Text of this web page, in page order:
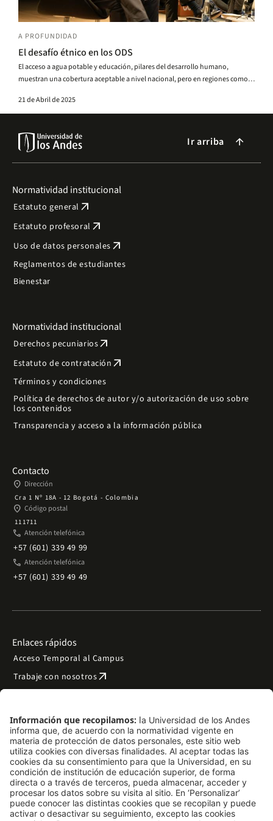
A PROFUNDIDAD
El desafío étnico en los ODS
El acceso a agua potable y educación, pilares del desarrollo humano,
muestran una cobertura aceptable a nivel nacional, pero en regiones como el
son profundos.
21 de Abril de 2025
Ir arriba arrow_forward
Normatividad institucional
Estatuto general arrow_outward
Estatuto profesoral arrow_outward
Uso de datos personales arrow_outward
Reglamentos de estudiantes
Bienestar
Normatividad institucional
Derechos pecuniariosarrow_outward
Estatuto de contratación arrow_outward
Términos y condiciones
Política de derechos de autor y/o autorización de uso sobre
los contenidos
Transparencia y acceso a la información pública
Contacto
place Dirección
Cra 1 Nº 18A - 12 Bogotá - Colombia
place Código postal
111711
phone Atención telefónica
+57 (601) 339 49 99
phone Atención telefónica
+57 (601) 339 49 49
Enlaces rápidos
Acceso Temporal al Campus
Trabaje con nosotrosarrow_outward
Preguntas frecuentes
Filantropía y donacionesarrow_outward
Mapa del sitio arrow_outward
Síguenos
LinkedIn